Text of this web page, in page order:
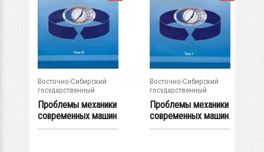
Восточно-Сибирский
государственный
университет...
Проблемы механики
современных машин
: материалы V...
Восточно-Сибирский
государственный
университет...
Проблемы механики
современных машин
: материалы V...